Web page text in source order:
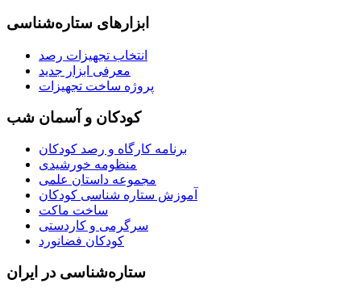
ابزارهای ستاره‌شناسی
انتخاب تجهیزات رصد
معرفی ابزار جدید
پروژه ساخت تجهیزات
کودکان و آسمان شب
برنامه‌ کارگاه و رصد کودکان
منظومه خورشیدی
مجموعه داستان علمی
آموزش ستاره شناسی کودکان
ساخت ماکت
سرگرمی و کاردستی
کودکان فضانورد
ستاره‌شناسی در ایران